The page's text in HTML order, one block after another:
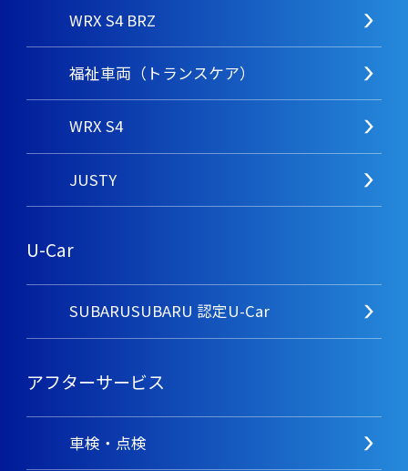
WRX S4 BRZ
福祉車両（トランスケア）
WRX S4
JUSTY
U-Car
SUBARUSUBARU 認定U-Car
アフターサービス
車検・点検